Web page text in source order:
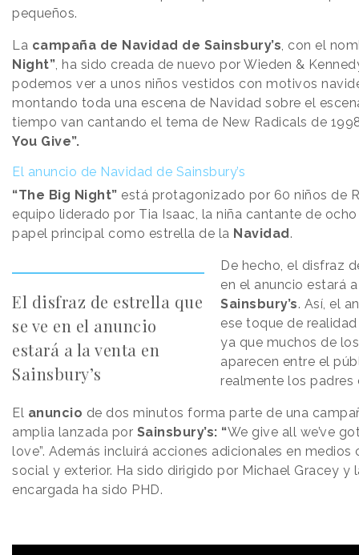
pequeños.
La campaña de Navidad de Sainsbury’s, con el
Night”, ha sido creada de nuevo por Wieden &
podemos ver a unos niños vestidos con motivos
montando toda una escena de Navidad sobre el
tiempo van cantando el tema de New Radicals de
You Give”.
El anuncio de Navidad de Sainsbury’s
“The Big Night” está protagonizado por 60 niños de
equipo liderado por Tia Isaac, la niña cantante de
papel principal como estrella de la Navidad.
El disfraz de estrella que
se ve en el anuncio
estará a la venta en
Sainsbury’s
De hecho, el disfraz
en el anuncio estará
Sainsbury’s. Así, el
ese toque de
ya que muchos de
aparecen entre el
realmente los padres
El anuncio de dos minutos forma parte de una
amplia lanzada por Sainsbury’s: “We give all we’ve
love”. Además incluirá acciones adicionales en
social y exterior. Ha sido dirigido por Michael Gracey y
encargada ha sido PHD.